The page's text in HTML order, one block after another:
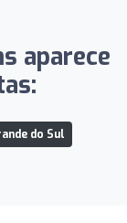
aparece
do Sul